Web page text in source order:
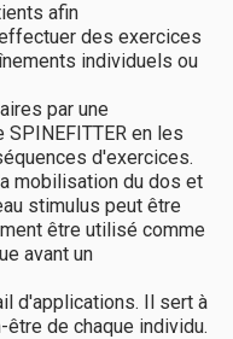
afin
des exercices
individuels ou
par une
en les
d'exercices.
mobilisation du dos et
stimulus peut être
être utilisé comme
avant un
d'applications. Il sert à
de chaque individu.